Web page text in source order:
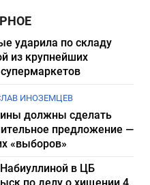
ударила по складу
из крупнейших
ИНОЗЕМЦЕВ
должны сделать
предложение —
«выборов»
в ЦБ